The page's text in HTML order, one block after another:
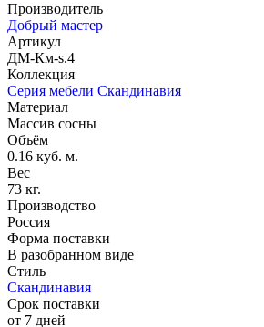
Производитель
Добрый мастер
Артикул
ДМ-Км-s.4
Коллекция
Серия мебели Скандинавия
Материал
Массив сосны
Объём
0.16 куб. м.
Вес
73 кг.
Производство
Россия
Форма поставки
В разобранном виде
Стиль
Скандинавия
Срок поставки
от 7 дней